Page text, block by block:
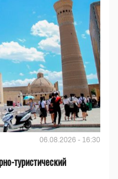
06.08.2026 - 16:30
туристический